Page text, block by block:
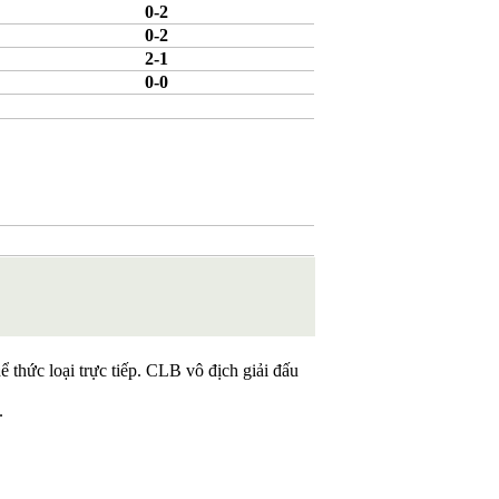
0-2
0-2
2-1
0-0
thức loại trực tiếp. CLB vô địch giải đấu